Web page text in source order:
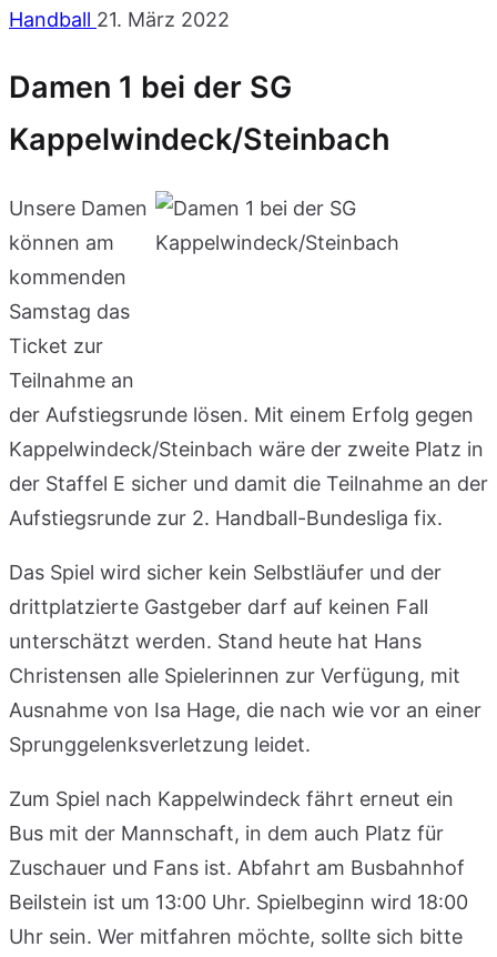
Handball 21. März 2022
Damen 1 bei der SG
Kappelwindeck/Steinbach
Unsere Damen
können am
kommenden
Samstag das
Ticket zur
Teilnahme an
der Aufstiegsrunde lösen. Mit einem Erfolg gegen
Kappelwindeck/Steinbach wäre der zweite Platz in
der Staffel E sicher und damit die Teilnahme an der
Aufstiegsrunde zur 2. Handball-Bundesliga fix.
Das Spiel wird sicher kein Selbstläufer und der
drittplatzierte Gastgeber darf auf keinen Fall
unterschätzt werden. Stand heute hat Hans
Christensen alle Spielerinnen zur Verfügung, mit
Ausnahme von Isa Hage, die nach wie vor an einer
Sprunggelenksverletzung leidet.
Zum Spiel nach Kappelwindeck fährt erneut ein
Bus mit der Mannschaft, in dem auch Platz für
Zuschauer und Fans ist. Abfahrt am Busbahnhof
Beilstein ist um 13:00 Uhr. Spielbeginn wird 18:00
Uhr sein. Wer mitfahren möchte, sollte sich bitte